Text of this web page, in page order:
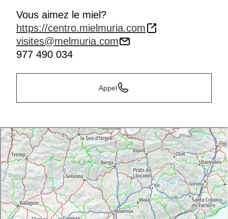
Vous aimez le miel?
https://centro.mielmuria.com
visites@melmuria.com
977 490 034
Appel